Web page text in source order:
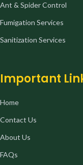
Ant & Spider Control
Fumigation Services
Sanitization Services
Important
Home
Contact Us
About Us
FAQs